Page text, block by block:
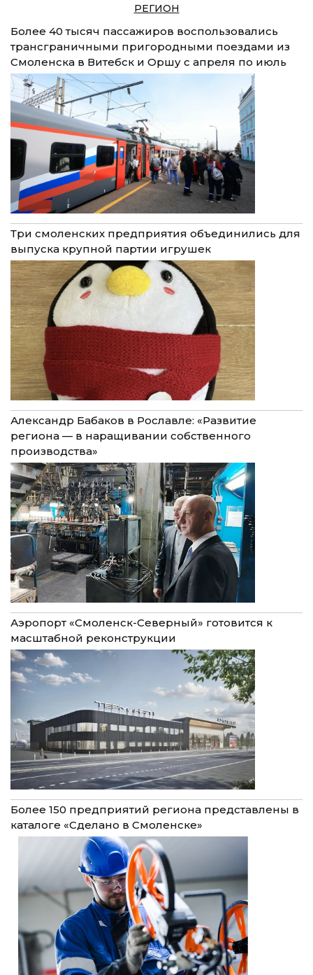
РЕГИОН
Более 40 тысяч пассажиров воспользовались
трансграничными пригородными поездами из
Смоленска в Витебск и Оршу с апреля по июль
Три смоленских предприятия объединились для
выпуска крупной партии игрушек
Александр Бабаков в Рославле: «Развитие
региона — в наращивании собственного
производства»
Аэропорт «Смоленск-Северный» готовится к
масштабной реконструкции
Более 150 предприятий региона представлены в
каталоге «Сделано в Смоленске»